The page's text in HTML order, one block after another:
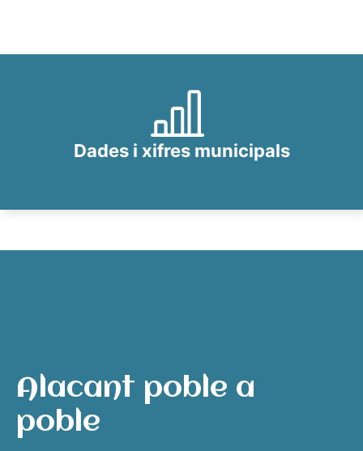
Dades i xifres municipals
Alacant poble a
poble